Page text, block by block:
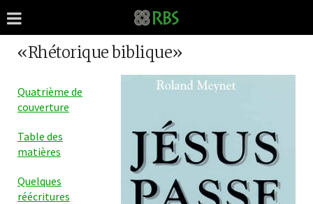
«Rhétorique biblique»
Quatrième de
couverture
Table des
matières
Quelques
réécritures